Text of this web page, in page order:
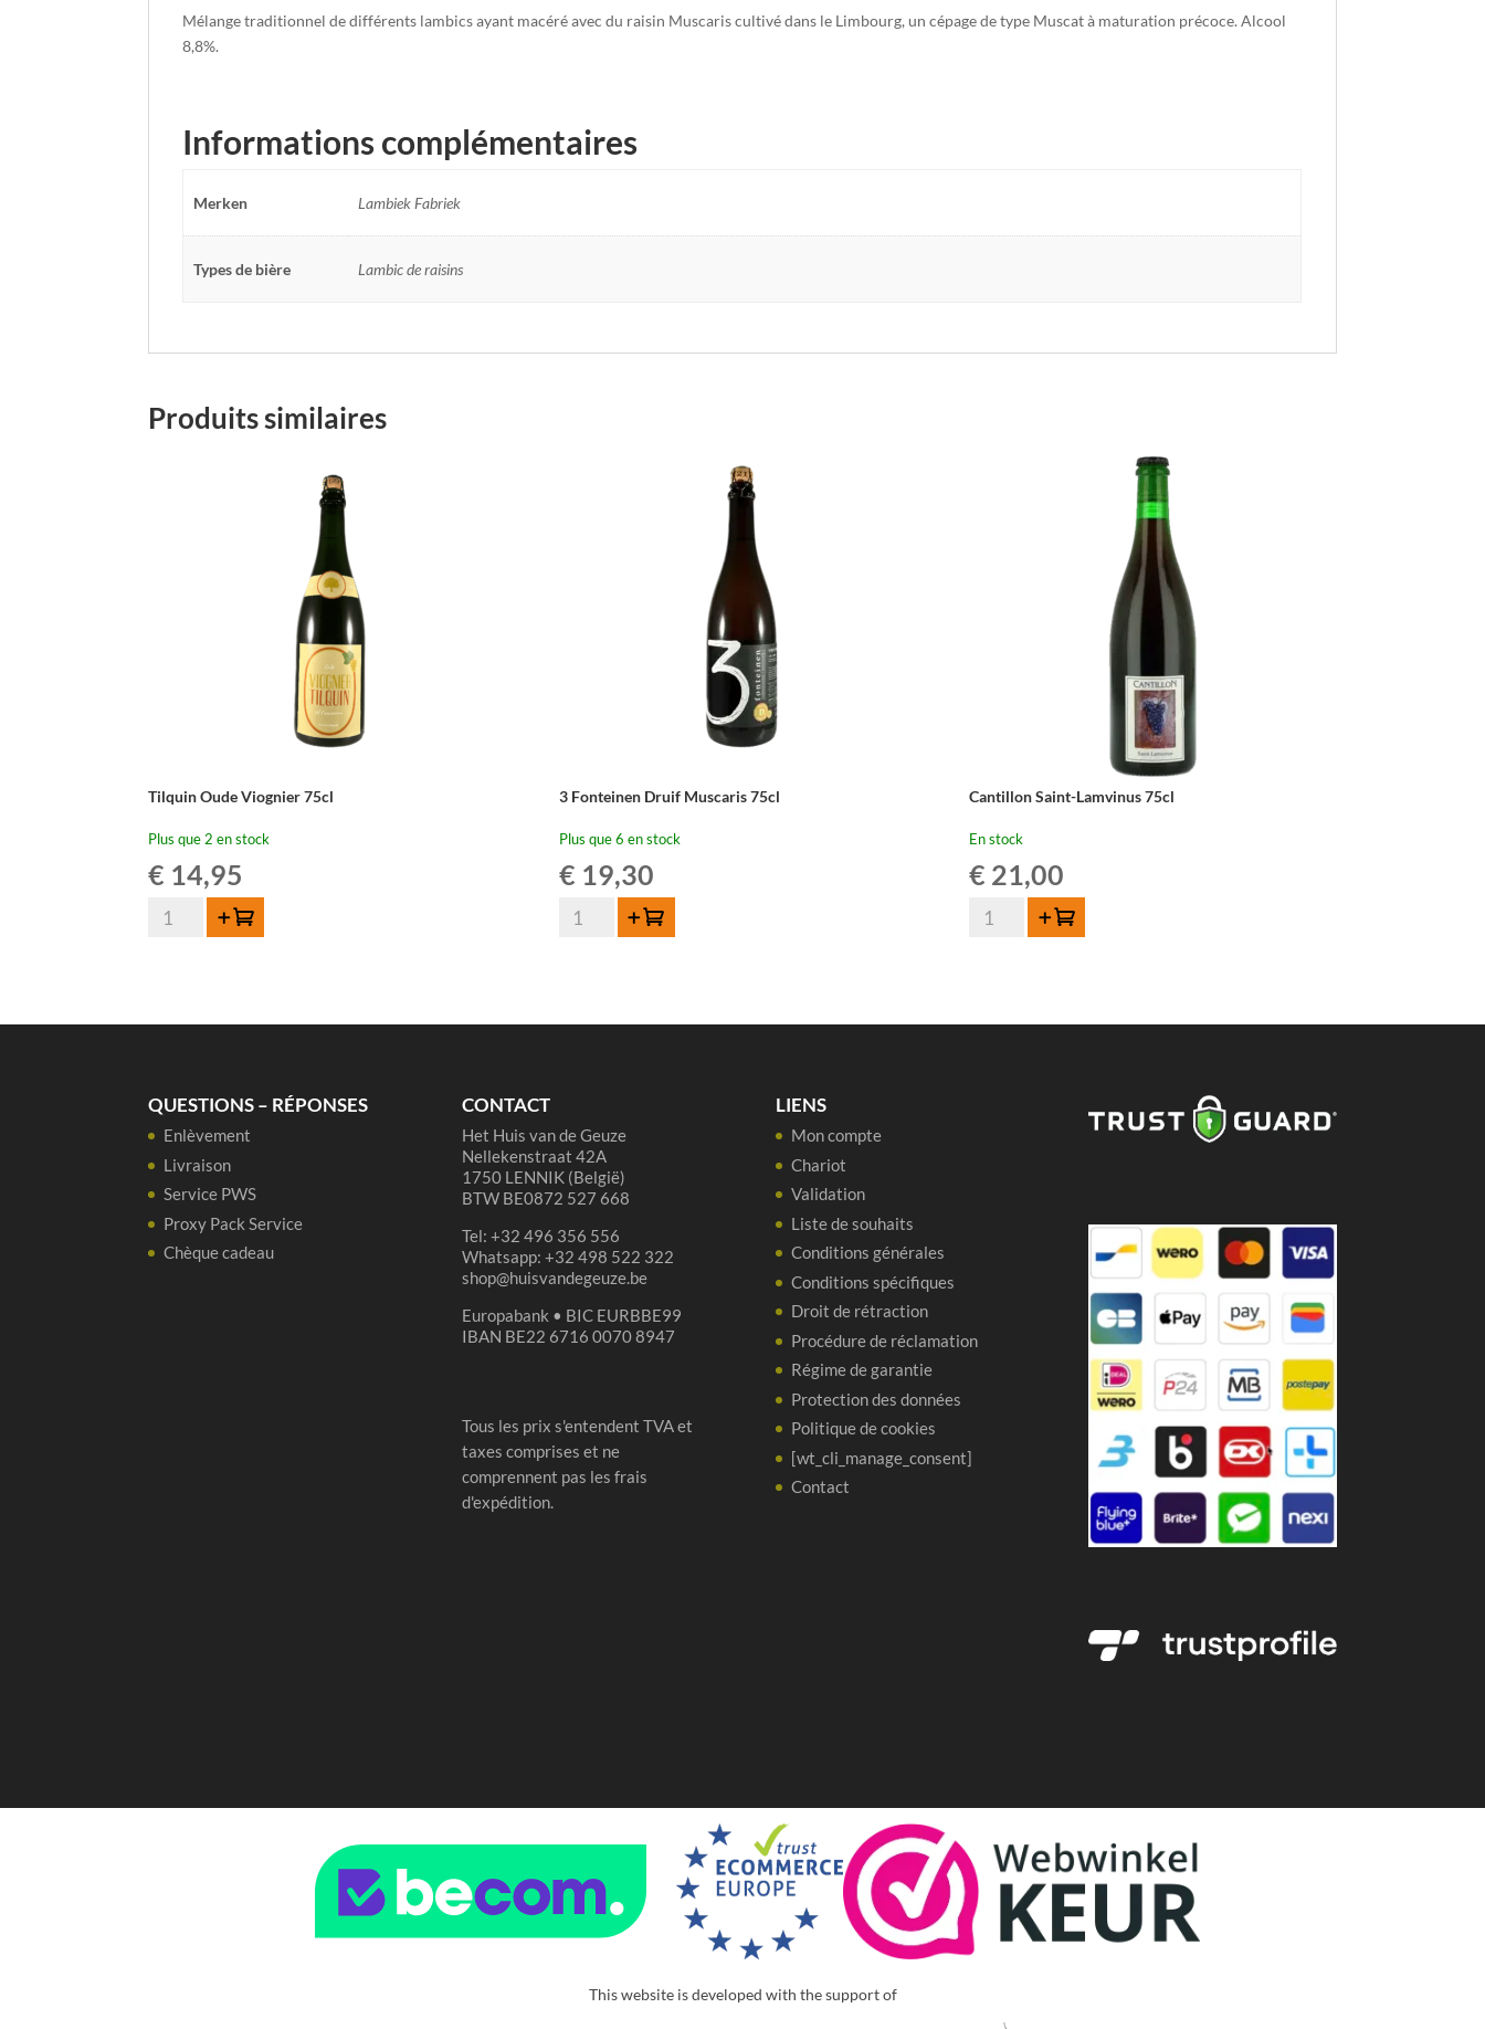
Mélange traditionnel de différents lambics ayant macéré avec du raisin Muscaris cultivé dans le Limbourg, un cépage de type Muscat à maturation précoce. Alcool
8,8%.
Informations complémentaires
Merken Lambiek Fabriek
Types de bière Lambic de raisins
Produits similaires
Tilquin Oude Viognier 75cl
Plus que 2 en stock
€ 14,95
quantité
Ajouter au panier
3 Fonteinen Druif Muscaris 75cl
Plus que 6 en stock
€ 19,30
quantité
Ajouter au panier
Cantillon Saint-Lamvinus 75cl
En stock
€ 21,00
quantité
Ajouter au panier
QUESTIONS – RÉPONSES
Enlèvement
Livraison
Service PWS
Proxy Pack Service
Chèque cadeau
CONTACT
Het Huis van de Geuze
Nellekenstraat 42A
1750 LENNIK (België)
BTW BE0872 527 668
Tel: +32 496 356 556
Whatsapp: +32 498 522 322
shop@huisvandegeuze.be
Europabank • BIC EURBBE99
IBAN BE22 6716 0070 8947
Tous les prix s'entendent TVA et
taxes comprises et ne
comprennent pas les frais
d'expédition.
LIENS
Mon compte
Chariot
Validation
Liste de souhaits
Conditions générales
Conditions spécifiques
Droit de rétraction
Procédure de réclamation
Régime de garantie
Protection des données
Politique de cookies
[wt_cli_manage_consent]
Contact
This website is developed with the support of